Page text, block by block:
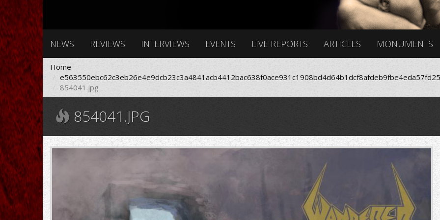
NEWS REVIEWS INTERVIEWS EVENTS LIVE REPORTS ARTICLES MONUMENTS
Home
854041.jpg
854041.JPG